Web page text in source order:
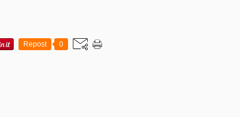
Repost 0